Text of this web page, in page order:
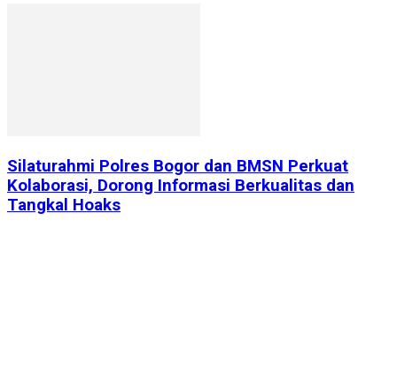
Silaturahmi Polres Bogor dan BMSN Perkuat
Kolaborasi, Dorong Informasi Berkualitas dan
Tangkal Hoaks